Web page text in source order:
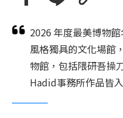
2026 年度最美博物
風格獨具的文化場館
物館，包括隈研吾操
Hadid事務所作品皆